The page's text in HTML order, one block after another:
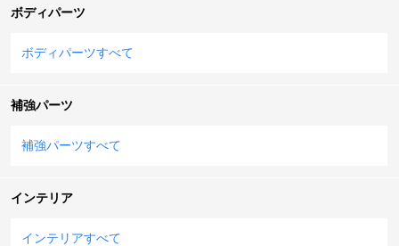
ボディパーツ
ボディパーツすべて
補強パーツ
補強パーツすべて
インテリア
インテリアすべて